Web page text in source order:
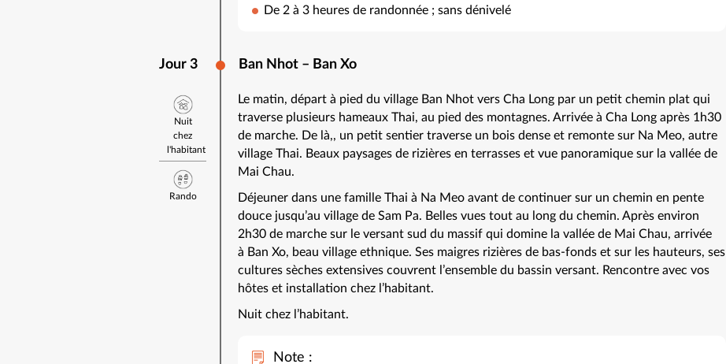
De 2 à 3 heures de randonnée ; sans dénivelé
Jour 3 Ban Nhot – Ban Xo
Le matin, départ à pied du village Ban Nhot vers Cha Long par un petit chemin plat qui
traverse plusieurs hameaux Thai, au pied des montagnes. Arrivée à Cha Long après 1h30
de marche. De là,, un petit sentier traverse un bois dense et remonte sur Na Meo, autre
village Thai. Beaux paysages de rizières en terrasses et vue panoramique sur la vallée de
Mai Chau.
Déjeuner dans une famille Thai à Na Meo avant de continuer sur un chemin en pente
douce jusqu’au village de Sam Pa. Belles vues tout au long du chemin. Après environ
2h30 de marche sur le versant sud du massif qui domine la vallée de Mai Chau, arrivée
à Ban Xo, beau village ethnique. Ses maigres rizières de bas-fonds et sur les hauteurs, ses
cultures sèches extensives couvrent l’ensemble du bassin versant. Rencontre avec vos
hôtes et installation chez l’habitant.
Nuit chez l’habitant.
Note :
Nuit
chez
l'habitant
Rando